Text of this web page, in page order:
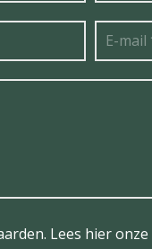
Lees hier onze